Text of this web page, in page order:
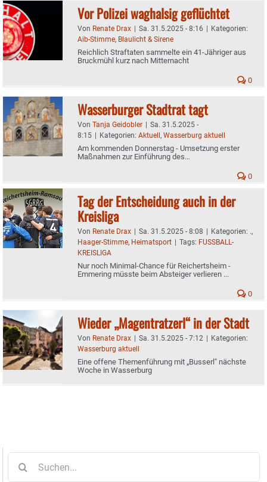
Vor Polizei waghalsig geflüchtet
Von Renate Drax | Sa. 31.5.2025 - 8:16 | Kategorien:
Aib-Stimme, Blaulicht & Sirene
Reichlich Straftaten sammelte ein 41-Jähriger aus
Bruckmühl kurz nach Mitternacht
0
Wasserburger Stadtrat tagt
Von Tanja Geidobler | Sa. 31.5.2025 -
8:15 | Kategorien: Aktuell, Wasserburg aktuell
Am kommenden Donnerstag - Umsetzung erster
Maßnahmen zur Einführung des
0
Tag der Entscheidung auch in der
Kreisliga
Von Renate Drax | Sa. 31.5.2025 - 8:08 | Kategorien: .,
Haager-Stimme, Heimatsport | Tags: FUSSBALL-
KREISLIGA
Nur noch Minimal-Chance für Reichertsheim -
Emmering müsste beim Absteiger verlieren ...
0
Wieder „Magentratzerl“ in der Stadt
Von Renate Drax | Sa. 31.5.2025 - 7:12 | Kategorien:
Wasserburg aktuell
Eine offene Themenführung mit „Busserl" nächste
Woche in Wasserburg
nach: